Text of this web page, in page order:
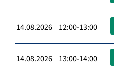
14.08.2026 12:00-13:00
14.08.2026 13:00-14:00